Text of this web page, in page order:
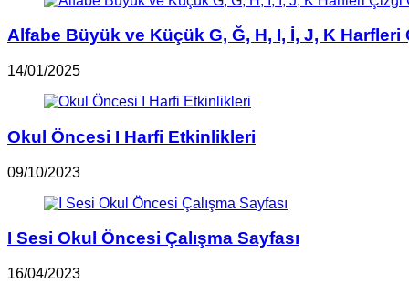
Alfabe Büyük ve Küçük G, Ğ, H, I, İ, J, K Harfleri
14/01/2025
Okul Öncesi I Harfi Etkinlikleri
09/10/2023
I Sesi Okul Öncesi Çalışma Sayfası
16/04/2023